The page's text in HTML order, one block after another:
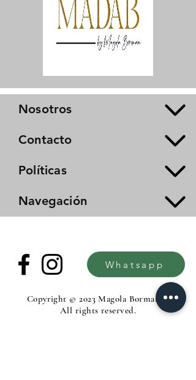
Nosotros
Contacto
Políticas
Navegación
Whatsapp
Copyright © 2023 Magola Borman®.
All rights reserved.